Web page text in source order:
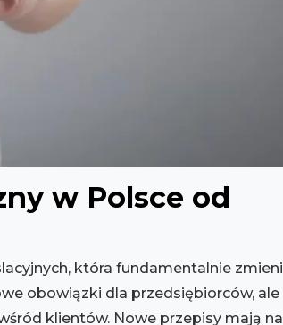
w Polsce od
która fundamentalnie zmieni
obowiązki dla przedsiębiorców, ale
klientów. Nowe przepisy mają na